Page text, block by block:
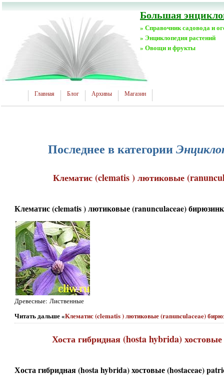
Большая
» Справочник садовода и
» Энциклопедия растений
» Овощи и фрукты
Главная Блог Архивы Магазин
Последнее в категории
Клематис (clematis ) лютиковые
Клематис (clematis ) лютиковые (ranunculaceae)
Древесные: Лиственные
Читать дальше «Клематис (clematis ) лютиковые (ranunculaceae)
Хоста гибридная (hosta hybrida)
Хоста гибридная (hosta hybrida) хостовые (hostaceae)